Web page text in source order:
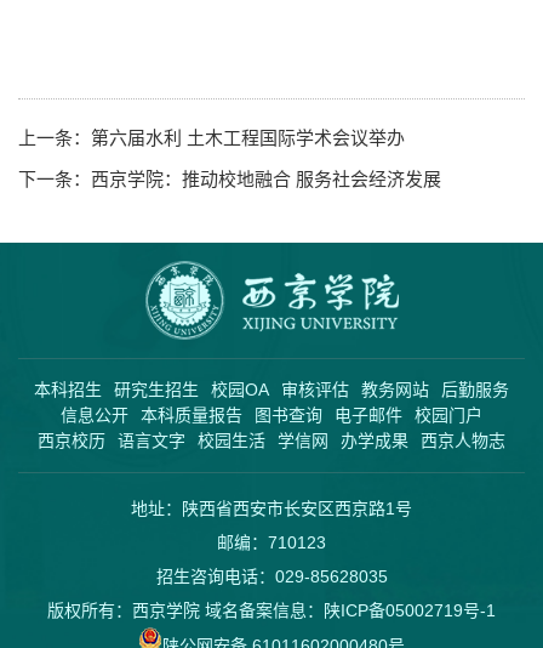
上一条： 第六届水利 土木工程国际学术会议举办
下一条： 西京学院：推动校地融合 服务社会经济发展
本科招生 研究生招生 校园OA 审核评估 教务网站
后勤服务
信息公开
本科质量报告 图书查询 电子邮件
校园门户
西京校历
语言文字 校园生活 学信网 办学成果 西京人物志
地址：陕西省西安市长安区西京路1号
邮编：710123
招生咨询电话：029-85628035
版权所有：西京学院 域名备案信息：
陕ICP备05002719号-1